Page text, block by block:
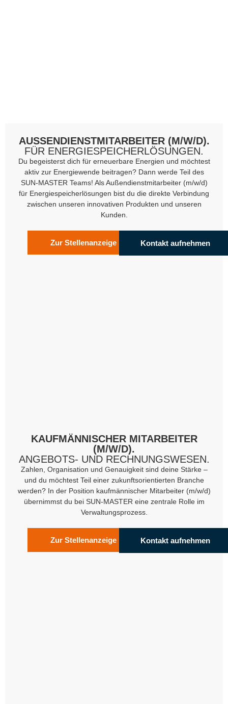
AUSSENDIENSTMITARBEITER (M/W/D).
FÜR ENERGIESPEICHERLÖSUNGEN.
Du begeisterst dich für erneuerbare Energien und möchtest
aktiv zur Energiewende beitragen? Dann werde Teil des
SUN-MASTER Teams! Als Außendienstmitarbeiter (m/w/d)
für Energiespeicherlösungen bist du die direkte Verbindung
zwischen unseren innovativen Produkten und unseren
Kunden.
Zur Stellenanzeige Kontakt aufnehmen
KAUFMÄNNISCHER MITARBEITER
(M/W/D).
ANGEBOTS- UND RECHNUNGSWESEN.
Zahlen, Organisation und Genauigkeit sind deine Stärke –
und du möchtest Teil einer zukunftsorientierten Branche
werden? In der Position kaufmännischer Mitarbeiter (m/w/d)
übernimmst du bei SUN-MASTER eine zentrale Rolle im
Verwaltungsprozess.
Zur Stellenanzeige Kontakt aufnehmen